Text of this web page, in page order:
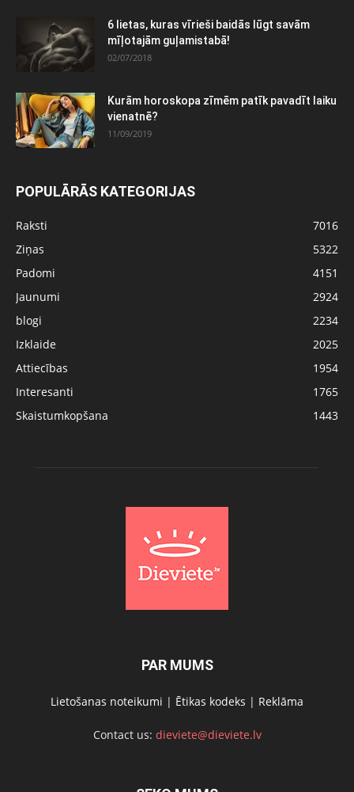
6 lietas, kuras vīrieši baidās lūgt savām
mīļotajām guļamistabā!
02/07/2018
Kurām horoskopa zīmēm patīk pavadīt laiku
vienatnē?
11/09/2019
POPULĀRĀS KATEGORIJAS
Raksti
7016
Ziņas
5322
Padomi
4151
Jaunumi
2924
blogi
2234
Izklaide
2025
Attiecības
1954
Interesanti
1765
Skaistumkopšana
1443
PAR MUMS
Lietošanas noteikumi | Ētikas kodeks | Reklāma
Contact us: dieviete@dieviete.lv